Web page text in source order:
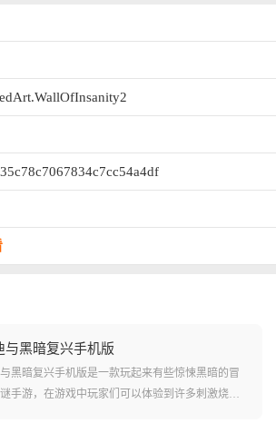
与黑暗复兴手机版
黑暗复兴手机版是一款玩起来有些惊悚黑暗的冒
手游，在游戏中玩家们可以体验到许多刺激烧脑